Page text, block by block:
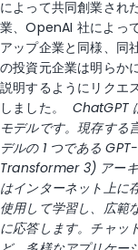
によって共同創業され
業、OpenAI 社によっ
アップ企業と同様、同
の投資元企業は明らか
説明するようにリクエ
しました。
ChatGPT
モデルです。現存する
デルの 1 つである
Transformer 3) アーキ
はインターネット上に
使用して学習し、広範
に応答します。チャッ